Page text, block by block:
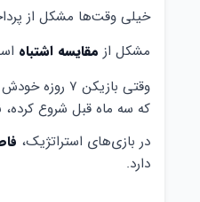
خیلی وقت‌ها مشکل از
مشکل از مقایسه اشتباه
وقتی بازیکن ۷
که سه ماه قبل شروع
در بازی‌های استراتژیک،
دارد.